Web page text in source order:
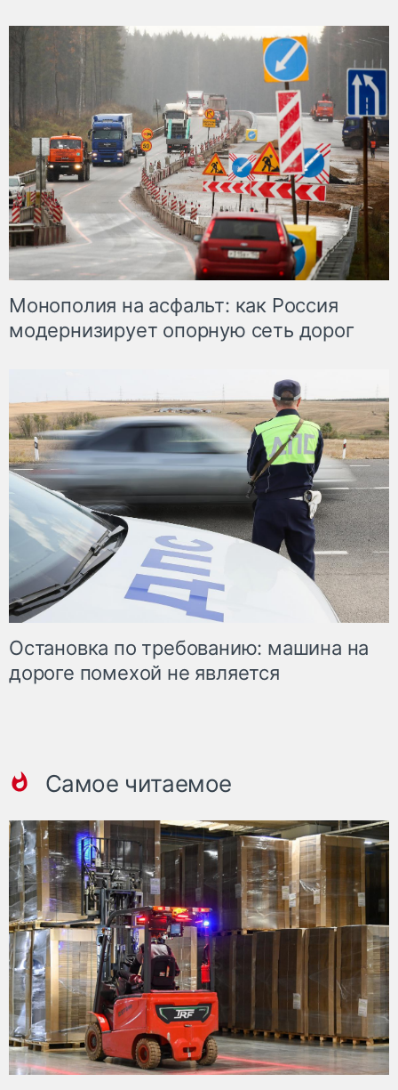
Монополия на асфальт: как Россия
модернизирует опорную сеть дорог
Остановка по требованию: машина на
дороге помехой не является
Самое читаемое